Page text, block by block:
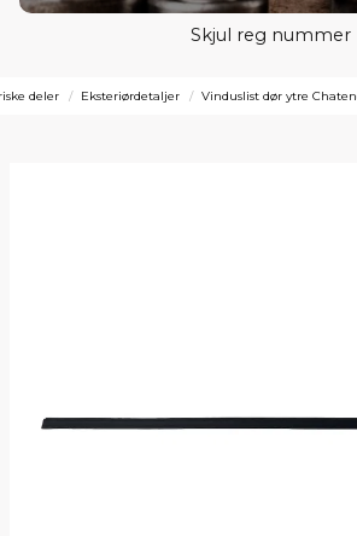
Skjul reg nummer
deler Eksteriørdetaljer Vinduslist dør ytre